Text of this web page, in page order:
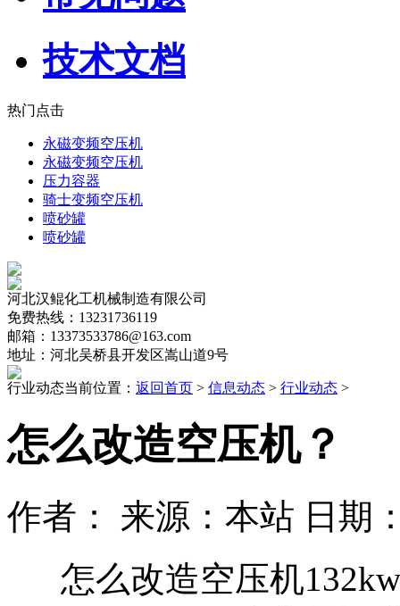
技术文档
热门点击
永磁变频空压机
永磁变频空压机
压力容器
骑士变频空压机
喷砂罐
喷砂罐
河北汉鲲化工机械制造有限公司
免费热线：13231736119
邮箱：13373533786@163.com
地址：河北吴桥县开发区嵩山道9号
行业动态当前位置： 返回首页 > 信息动态 > 行业动态 >
怎么改造空压机？
作者： 来源：本站 日期
怎么改造空压机